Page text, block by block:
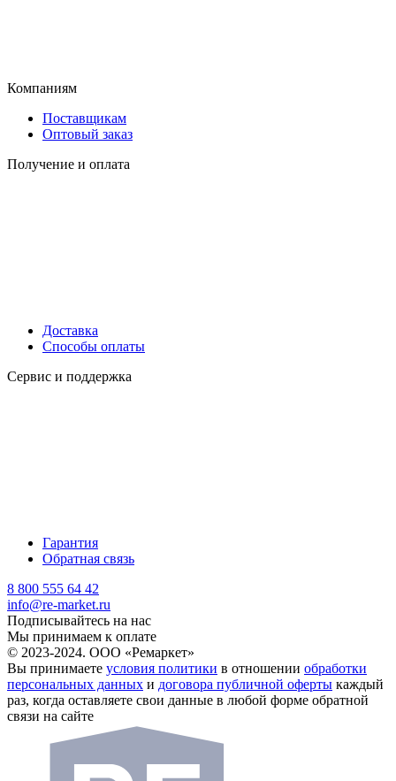
Компаниям
Поставщикам
Оптовый заказ
Получение и оплата
Доставка
Способы оплаты
Сервис и поддержка
Гарантия
Обратная связь
8 800 555 64 42
info@re-market.ru
Подписывайтесь на нас
Мы принимаем к оплате
© 2023-2024. ООО «Ремаркет»
Вы принимаете условия политики в отношении обработки
персональных данных и договора публичной оферты каждый
раз, когда оставляете свои данные в любой форме обратной
связи на сайте